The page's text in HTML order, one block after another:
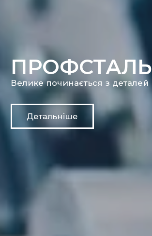
ПРОФСТАЛЬ
Велике починається з деталей
Детальніше